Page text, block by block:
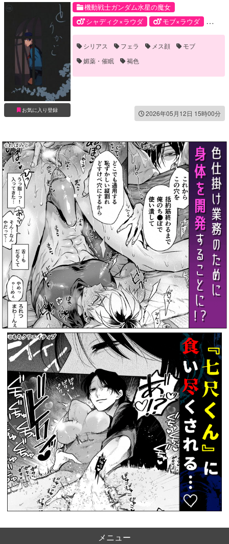
お気に入り登録
機動戦士ガンダム水星の魔女
シャディク×ラウダ
モブ×ラウダ
シャディク・ゼネリ
モブ
ラウダ・ニール
シリアス フェラ メス顔
モブ
媚薬・催眠
褐色
2026年05月12日 15時00分
メニュー